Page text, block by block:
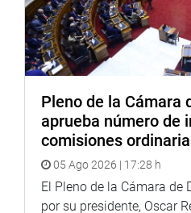
Heraldo:goo.gl/Ty5Tto
Portal: http://
Facebook:https://goo.gl/
Twitter:https://goo.gl/iMywRR
YouTube:https://goo.gl/
Radio: goo.gl/hMwTg1
fotografia.congreso.gob.pe
Pleno de la Cámara
aprueba número de
comisiones
05 Ago 2026 | 17:28 h
El Pleno de la Cámara de
por su presidente, Oscar